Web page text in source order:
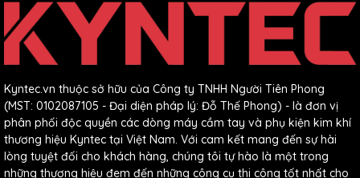
Kyntec.vn thuộc sở hữu của Công ty TNHH Người Tiên Phong
(MST: 0102087105 - Đại diện pháp lý: Đỗ Thế Phong) - là đơn vị
phân phối độc quyền các dòng máy cầm tay và phụ kiện kim khí
thương hiệu Kyntec tại Việt Nam. Với cam kết mang đến sự hài
lòng tuyệt đối cho khách hàng, chúng tôi tự hào là một trong
những thương hiệu đem đến những công cụ thi công tốt nhất cho